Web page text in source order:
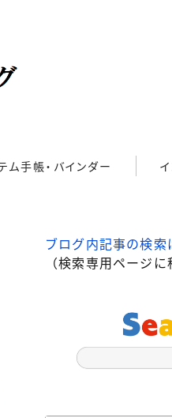
ム手帳・バインダー
10,001円～20,000円
円～100,000円 100,001
＆Liebe］
ブログ内記事の検索
（検索専用ページに